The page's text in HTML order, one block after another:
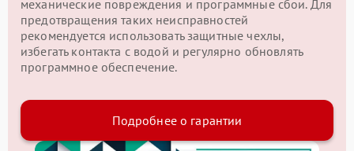
механические повреждения и программные сбои. Для
предотвращения таких неисправностей
рекомендуется использовать защитные чехлы,
избегать контакта с водой и регулярно обновлять
программное обеспечение.
Подробнее о гарантии